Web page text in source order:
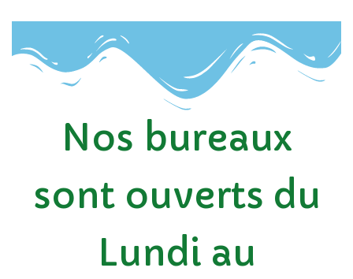
Nos bureaux
sont ouverts du
Lundi au